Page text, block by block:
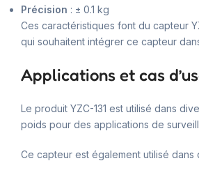
Précision : ± 0.1 kg
Ces caractéristiques font du capteur
qui souhaitent intégrer ce capteur
Applications et cas
Le produit YZC-131 est utilisé dans
poids pour des applications de
Ce capteur est également utilisé